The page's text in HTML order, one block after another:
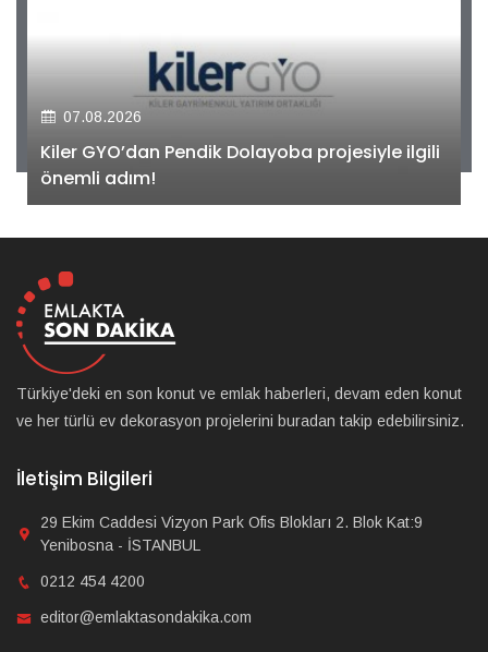
07.08.2026
Kiler GYO’dan Pendik Dolayoba projesiyle ilgili
önemli adım!
Türkiye'deki en son konut ve emlak haberleri, devam eden konut
ve her türlü ev dekorasyon projelerini buradan takip edebilirsiniz.
İletişim Bilgileri
29 Ekim Caddesi Vizyon Park Ofis Blokları 2. Blok Kat:9
Yenibosna - İSTANBUL
0212 454 4200
editor@emlaktasondakika.com